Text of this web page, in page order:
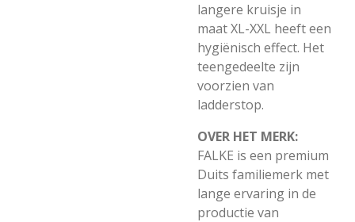
langere kruisje in
maat XL-XXL heeft een
hygiënisch effect. Het
teengedeelte zijn
voorzien van
ladderstop.
OVER HET MERK:
FALKE is een premium
Duits familiemerk met
lange ervaring in de
productie van